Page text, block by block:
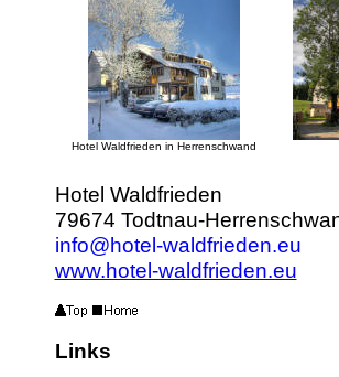
Hotel Waldfrieden in Herrenschwand
Hotel Waldfrieden
79674 Todtnau-
info@hotel-waldfrieden.eu
www.hotel-waldfrieden.eu
Links